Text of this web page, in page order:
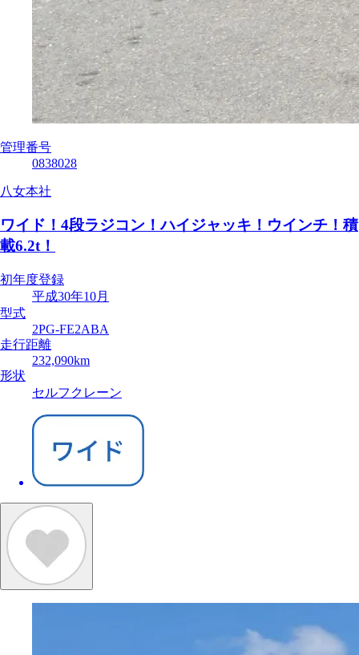
管理番号
0838028
八女本社
ワイド！4段ラジコン！ハイジャッキ！ウインチ！積
載6.2t！
初年度登録
平成30年10月
型式
2PG-FE2ABA
走行距離
232,090km
形状
セルフクレーン